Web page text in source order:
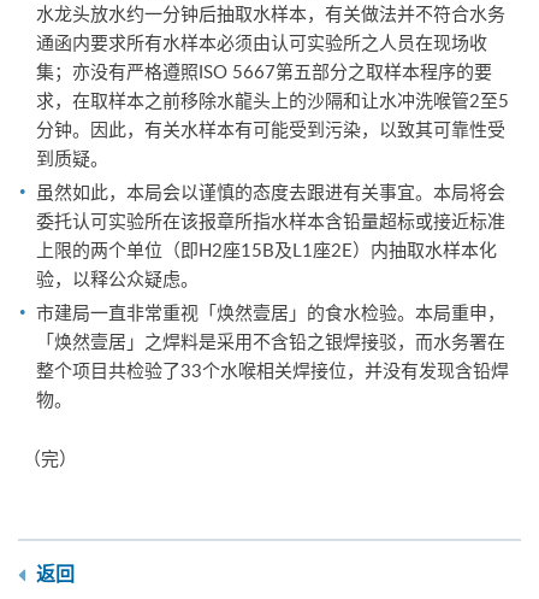
水龙头放水约一分钟后抽取水样本，有关做法并不符合水务
通函内要求所有水样本必须由认可实验所之人员在现场收
集；亦没有严格遵照ISO 5667第五部分之取样本程序的要
求，在取样本之前移除水龍头上的沙隔和让水冲洗喉管2至5
分钟。因此，有关水样本有可能受到污染，以致其可靠性受
到质疑。
虽然如此，本局会以谨慎的态度去跟进有关事宜。本局将会
委托认可实验所在该报章所指水样本含铅量超标或接近标准
上限的两个单位（即H2座15B及L1座2E）内抽取水样本化
验，以释公众疑虑。
市建局一直非常重视「焕然壹居」的食水检验。本局重申，
「焕然壹居」之焊料是采用不含铅之银焊接驳，而水务署在
整个项目共检验了33个水喉相关焊接位，并没有发现含铅焊
物。
（完）
返回